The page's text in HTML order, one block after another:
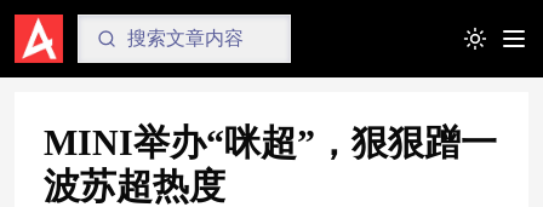
Toggle
MINI举办“咪超”，狠狠蹭一
波苏超热度